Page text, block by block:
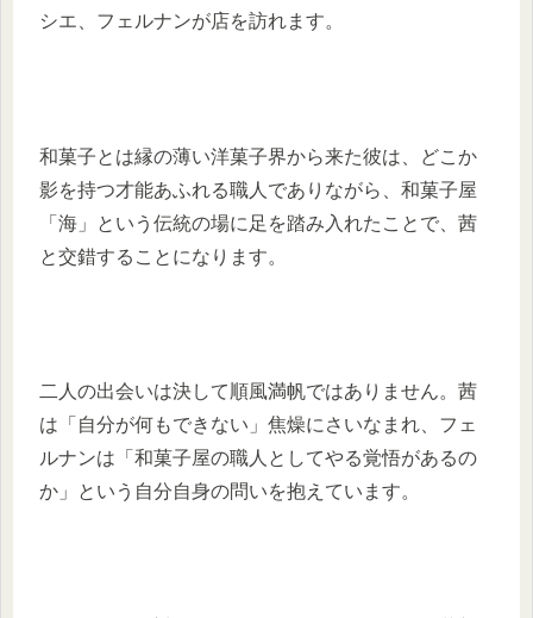
シエ、フェルナンが店を訪れます。
和菓子とは縁の薄い洋菓子界から来た彼は、どこか
影を持つ才能あふれる職人でありながら、和菓子屋
「海」という伝統の場に足を踏み入れたことで、茜
と交錯することになります。
二人の出会いは決して順風満帆ではありません。茜
は「自分が何もできない」焦燥にさいなまれ、フェ
ルナンは「和菓子屋の職人としてやる覚悟があるの
か」という自分自身の問いを抱えています。